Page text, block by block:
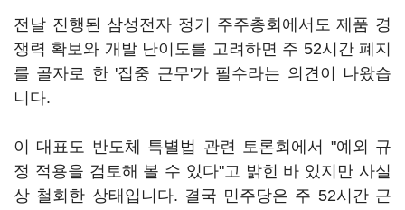
전날 진행된 삼성전자 정기 주주총회에서도 제품 경
쟁력 확보와 개발 난이도를 고려하면 주 52시간 폐지
를 골자로 한 '집중 근무'가 필수라는 의견이 나왔습
니다.
이 대표도 반도체 특별법 관련 토론회에서 "예외 규
정 적용을 검토해 볼 수 있다"고 밝힌 바 있지만 사실
상 철회한 상태입니다. 결국 민주당은 주 52시간 근